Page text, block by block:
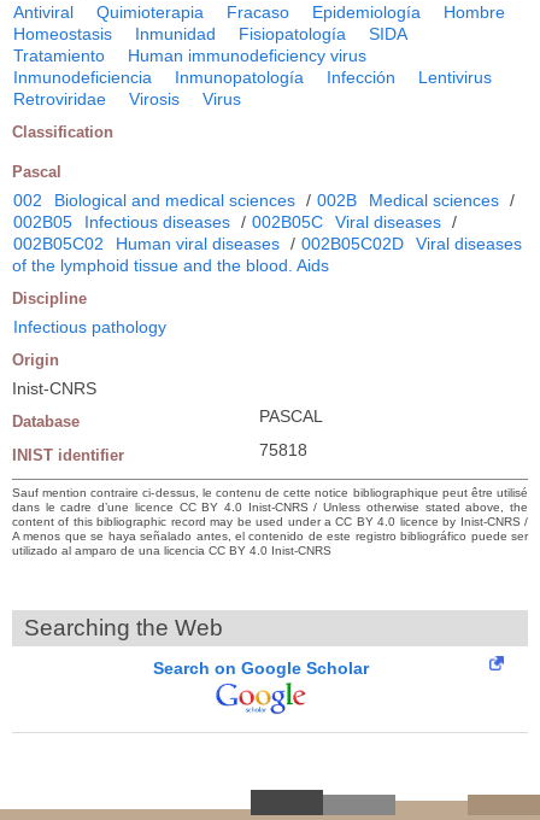
Antiviral Quimioterapia Fracaso Epidemiología
Hombre
Homeostasis
Inmunidad Fisiopatología
SIDA
Tratamiento
Human immunodeficiency virus
Inmunodeficiencia
Inmunopatología Infección
Lentivirus
Retroviridae
Virosis Virus
Classification
Pascal
002 Biological and medical sciences / 002B Medical sciences /
002B05
Infectious diseases / 002B05C Viral diseases /
002B05C02
Human viral diseases / 002B05C02D
Viral diseases
of the lymphoid tissue and the blood. Aids
Discipline
Infectious pathology
Origin
Inist-CNRS
Database PASCAL
INIST identifier 75818
Sauf mention contraire ci-dessus, le contenu de cette notice bibliographique peut être utilisé
dans le cadre d’une licence CC BY 4.0 Inist-CNRS / Unless otherwise stated above, the
content of this bibliographic record may be used under a CC BY 4.0 licence by Inist-CNRS /
A menos que se haya señalado antes, el contenido de este registro bibliográfico puede ser
utilizado al amparo de una licencia CC BY 4.0 Inist-CNRS
Searching the Web
Search on Google Scholar